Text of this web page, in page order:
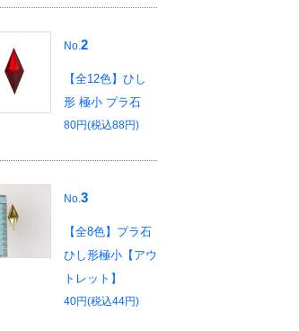
No.2
【全12色】ひし
形 極小 プラ石
80円(税込88円)
No.3
【全8色】プラ石
ひし形極小【アウ
トレット】
40円(税込44円)